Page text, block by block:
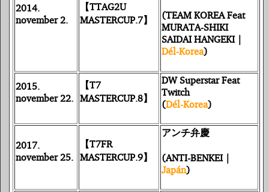
2014.
november 2.
【TTAG2U
MASTERCUP.7】
(TEAM KOREA Feat
MURATA-SHIKI
SAIDAI HANGEKI |
Dél-Korea)
2015.
november 22.
【T7
MASTERCUP.8】
DW Superstar Feat
Twitch
(Dél-Korea)
2017.
november 25.
【T7FR
MASTERCUP.9】
アンチ弁慶
(ANTI-BENKEI |
Japán)